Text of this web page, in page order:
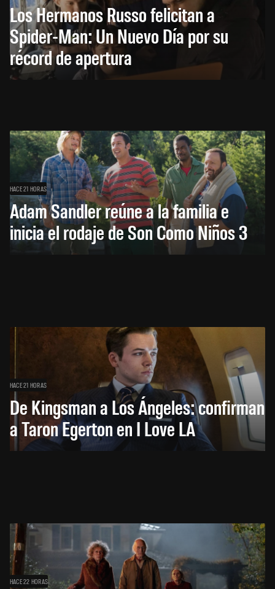
Los Hermanos Russo felicitan a
Spider-Man: Un Nuevo Día por su
récord de apertura
HACE 21 HORAS
Adam Sandler reúne a la familia e
inicia el rodaje de Son Como Niños 3
HACE 21 HORAS
De Kingsman a Los Ángeles: confirman
a Taron Egerton en I Love LA
HACE 22 HORAS